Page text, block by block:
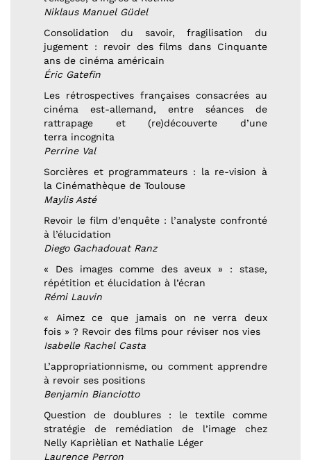
Niklaus Manuel Güdel
Consolidation du savoir, fragilisation du
jugement : revoir des films dans Cinquante
ans de cinéma américain
Éric Gatefin
Les rétrospectives françaises consacrées au
cinéma est-allemand, entre séances de
rattrapage et (re)découverte d’une
terra incognita
Perrine Val
Sorcières et programmateurs : la re-vision à
la Cinémathèque de Toulouse
Maylis Asté
Revoir le film d’enquête : l’analyste confronté
à l’élucidation
Diego Gachadouat Ranz
« Des images comme des aveux » : stase,
répétition et élucidation à l’écran
Rémi Lauvin
« Aimez ce que jamais on ne verra deux
fois » ? Revoir des films pour réviser nos vies
Isabelle Rachel Casta
L’appropriationnisme, ou comment apprendre
à revoir ses positions
Benjamin Bianciotto
Question de doublures : le textile comme
stratégie de remédiation de l’image chez
Nelly Kaprièlian et Nathalie Léger
Laurence Perron